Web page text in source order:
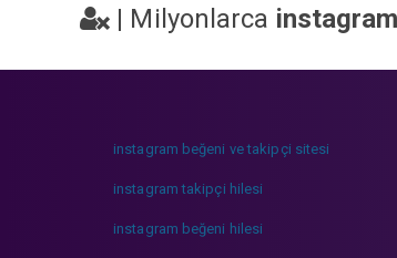
| Milyonlarca
instagram beğeni ve takipçi sitesi
instagram takipçi hilesi
instagram beğeni hilesi